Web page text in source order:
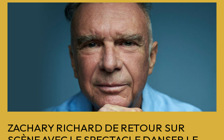
ZACHARY RICHARD DE RETOUR SUR